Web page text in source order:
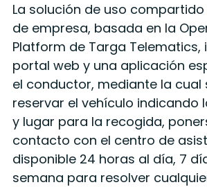
La solución de uso
de empresa, basada en la
Platform de Targa Telematics,
portal web y una aplicación
el conductor, mediante la cual
reservar el vehículo indicando
y lugar para la recogida,
contacto con el centro de
disponible 24 horas al día, 7
semana para resolver